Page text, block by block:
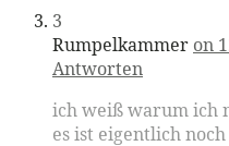
3
Rumpelkammer on
Antworten
ich weiß warum ich
es ist eigentlich